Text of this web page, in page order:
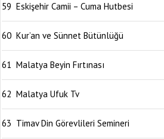
59 Eskişehir Camii – Cuma Hutbesi
60 Kur’an ve Sünnet Bütünlüğü
61 Malatya Beyin Fırtınası
62 Malatya Ufuk Tv
63 Timav Din Görevlileri Semineri